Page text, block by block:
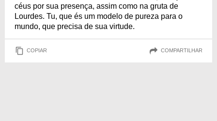
céus por sua presença, assim como na gruta de
Lourdes. Tu, que és um modelo de pureza para o
mundo, que precisa de sua virtude.
COPIAR COMPARTILHAR